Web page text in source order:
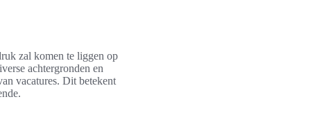
zal komen te liggen op
achtergronden en
vacatures. Dit betekent